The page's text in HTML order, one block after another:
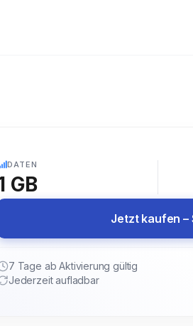
DATEN
GB
Jetzt kaufen
7 Tage ab Aktivierung gültig
Jederzeit aufladbar